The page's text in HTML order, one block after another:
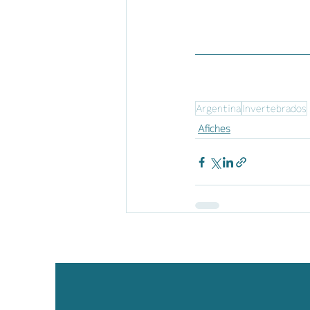
ArgentinaInvertebrados
Afiches